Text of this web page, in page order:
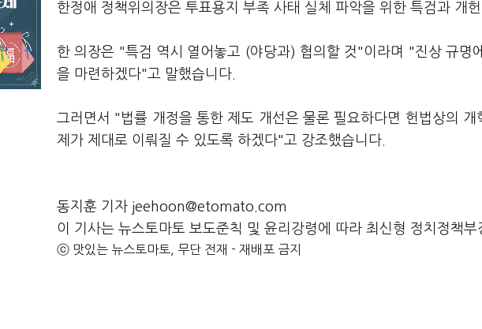
한정애 정책위의장은 투표용지 부족 사태 실체 파악을 위한 특검과 개
한 의장은 "특검 역시 열어놓고 (야당과) 협의할 것"이라며 "진상 규명
을 마련하겠다"고 말했습니다.
그러면서 "법률 개정을 통한 제도 개선은 물론 필요하다면 헌법상의
제가 제대로 이뤄질 수 있도록 하겠다"고 강조했습니다.
동지훈 기자 jeehoon@etomato.com
이 기사는 뉴스토마토 보도준칙 및 윤리강령에 따라 최신형 정치정책부
ⓒ 맛있는 뉴스토마토, 무단 전재 - 재배포 금지